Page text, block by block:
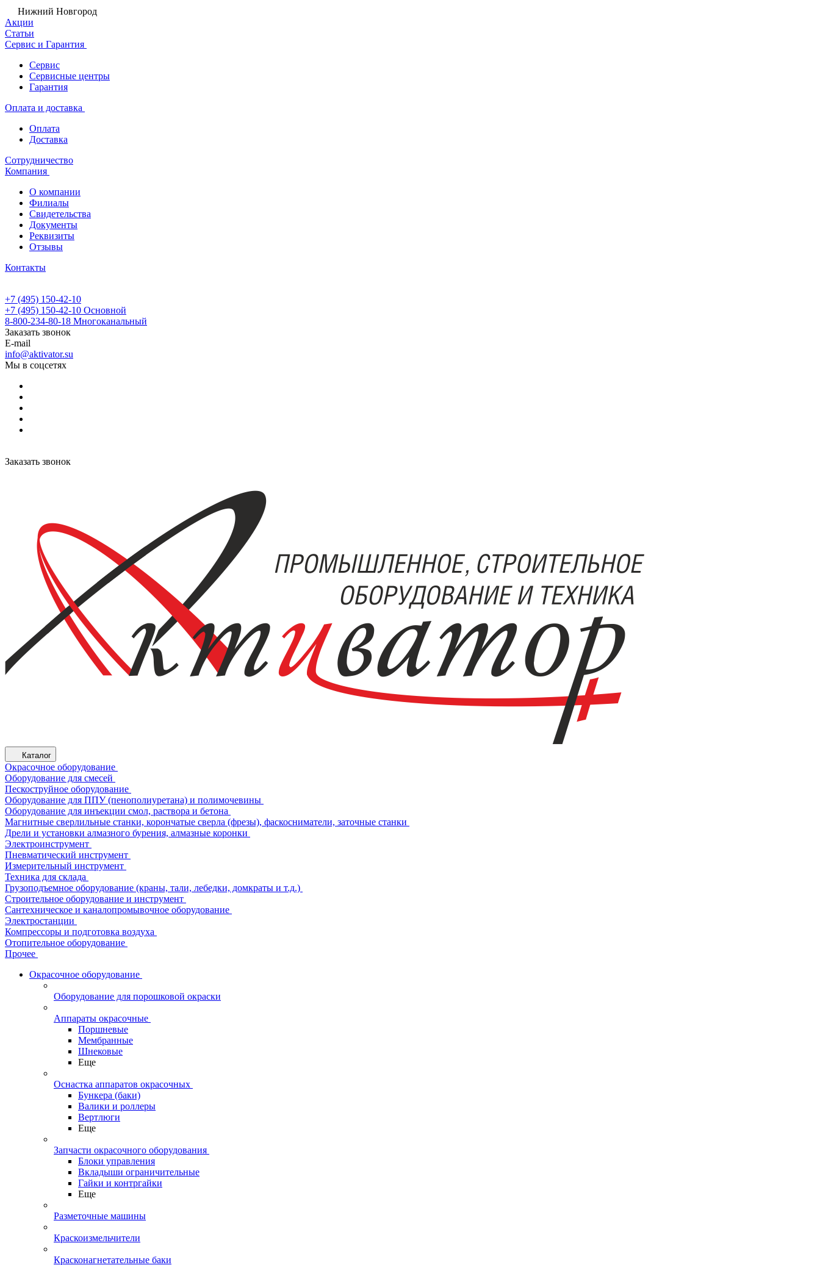
Нижний Новгород
Акции
Статьи
Сервис и Гарантия
Сервис
Сервисные центры
Гарантия
Оплата и доставка
Оплата
Доставка
Сотрудничество
Компания
О компании
Филиалы
Свидетельства
Документы
Реквизиты
Отзывы
Контакты
+7 (495) 150-42-10
+7 (495) 150-42-10 Основной
8-800-234-80-18 Многоканальный
Заказать звонок
E-mail
info@aktivator.su
Мы в соцсетях
Заказать звонок
Каталог
Окрасочное оборудование
Оборудование для смесей
Пескоструйное оборудование
Оборудование для ППУ (пенополиуретана) и полимочевины
Оборудование для инъекции смол, раствора и бетона
Магнитные сверлильные станки, корончатые сверла (фрезы), фаскосниматели, заточные станки
Дрели и установки алмазного бурения, алмазные коронки
Электроинструмент
Пневматический инструмент
Измерительный инструмент
Техника для склада
Грузоподъемное оборудование (краны, тали, лебедки, домкраты и т.д.)
Строительное оборудование и инструмент
Сантехническое и каналопромывочное оборудование
Электростанции
Компрессоры и подготовка воздуха
Отопительное оборудование
Прочее
Окрасочное оборудование
Оборудование для порошковой окраски
Аппараты окрасочные
Поршневые
Мембранные
Шнековые
Еще
Оснастка аппаратов окрасочных
Бункера (баки)
Валики и роллеры
Вертлюги
Еще
Запчасти окрасочного оборудования
Блоки управления
Вкладыши ограничительные
Гайки и контргайки
Еще
Разметочные машины
Краскоизмельчители
Красконагнетательные баки